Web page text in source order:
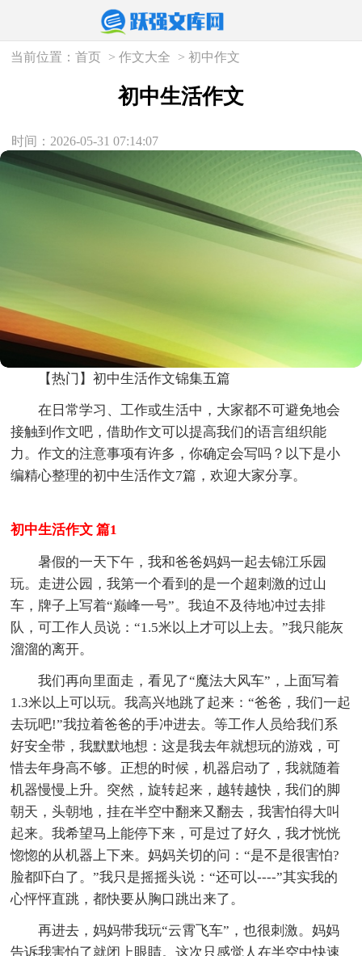
当前位置：首页 >作文大全 >初中作文
初中生活作文
时间：2026-05-31 07:14:07
【热门】初中生活作文锦集五篇
在日常学习、工作或生活中，大家都不可避免地会
接触到作文吧，借助作文可以提高我们的语言组织能
力。作文的注意事项有许多，你确定会写吗？以下是小
编精心整理的初中生活作文7篇，欢迎大家分享。
初中生活作文 篇1
暑假的一天下午，我和爸爸妈妈一起去锦江乐园
玩。走进公园，我第一个看到的是一个超刺激的过山
车，牌子上写着“巅峰一号”。我迫不及待地冲过去排
队，可工作人员说：“1.5米以上才可以上去。”我只能灰
溜溜的离开。
我们再向里面走，看见了“魔法大风车”，上面写着
1.3米以上可以玩。我高兴地跳了起来：“爸爸，我们一起
去玩吧!”我拉着爸爸的手冲进去。等工作人员给我们系
好安全带，我默默地想：这是我去年就想玩的游戏，可
惜去年身高不够。正想的时候，机器启动了，我就随着
机器慢慢上升。突然，旋转起来，越转越快，我们的脚
朝天，头朝地，挂在半空中翻来又翻去，我害怕得大叫
起来。我希望马上能停下来，可是过了好久，我才恍恍
惚惚的从机器上下来。妈妈关切的问：“是不是很害怕?
脸都吓白了。”我只是摇摇头说：“还可以----”其实我的
心怦怦直跳，都快要从胸口跳出来了。
再进去，妈妈带我玩“云霄飞车”，也很刺激。妈妈
告诉我害怕了就闭上眼睛。这次只感觉人在半空中快速